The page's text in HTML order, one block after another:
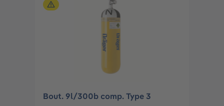
Bout. 9l/300b comp. Type 3